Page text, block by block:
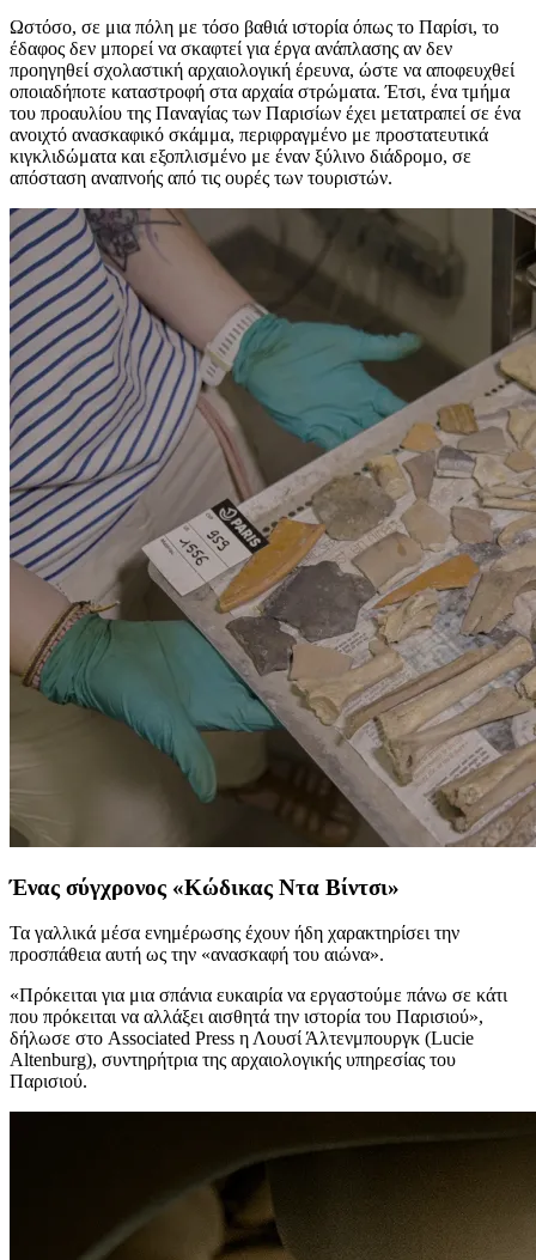
Ωστόσο, σε μια πόλη με τόσο βαθιά ιστορία όπως το Παρίσι, το
έδαφος δεν μπορεί να σκαφτεί για έργα ανάπλασης αν δεν
προηγηθεί σχολαστική αρχαιολογική έρευνα, ώστε να αποφευχθεί
οποιαδήποτε καταστροφή στα αρχαία στρώματα. Έτσι, ένα τμήμα
του προαυλίου της Παναγίας των Παρισίων έχει μετατραπεί σε ένα
ανοιχτό ανασκαφικό σκάμμα, περιφραγμένο με προστατευτικά
κιγκλιδώματα και εξοπλισμένο με έναν ξύλινο διάδρομο, σε
απόσταση αναπνοής από τις ουρές των τουριστών.
Ένας σύγχρονος «Κώδικας Ντα Βίντσι»
Τα γαλλικά μέσα ενημέρωσης έχουν ήδη χαρακτηρίσει την
προσπάθεια αυτή ως την «ανασκαφή του αιώνα».
«Πρόκειται για μια σπάνια ευκαιρία να εργαστούμε πάνω σε κάτι
που πρόκειται να αλλάξει αισθητά την ιστορία του Παρισιού»,
δήλωσε στο Associated Press η Λουσί Άλτενμπουργκ (Lucie
Altenburg), συντηρήτρια της αρχαιολογικής υπηρεσίας του
Παρισιού.